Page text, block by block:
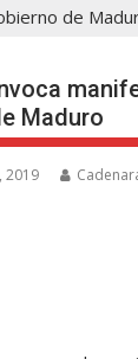
de
Maduro
2019